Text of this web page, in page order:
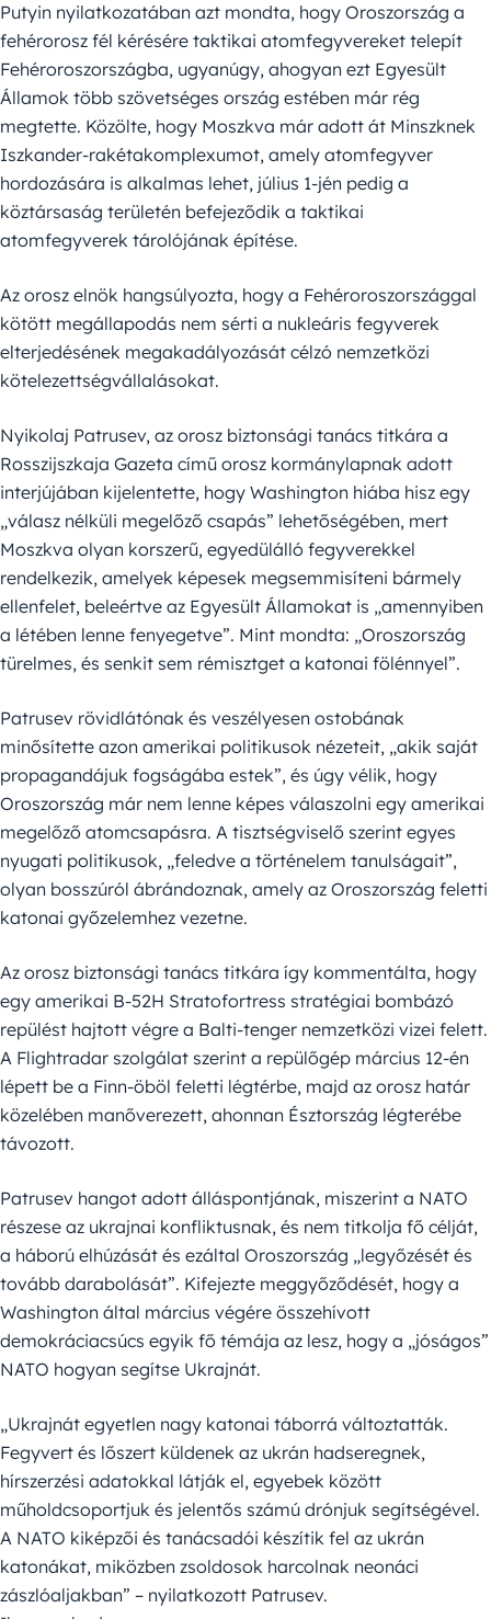
Putyin nyilatkozatában azt mondta, hogy Oroszország a
fehérorosz fél kérésére taktikai atomfegyvereket telepít
Fehéroroszországba, ugyanúgy, ahogyan ezt Egyesült
Államok több szövetséges ország estében már rég
megtette. Közölte, hogy Moszkva már adott át Minszknek
Iszkander-rakétakomplexumot, amely atomfegyver
hordozására is alkalmas lehet, július 1-jén pedig a
köztársaság területén befejeződik a taktikai
atomfegyverek tárolójának építése.
Az orosz elnök hangsúlyozta, hogy a Fehéroroszországgal
kötött megállapodás nem sérti a nukleáris fegyverek
elterjedésének megakadályozását célzó nemzetközi
kötelezettségvállalásokat.
Nyikolaj Patrusev, az orosz biztonsági tanács titkára a
Rosszijszkaja Gazeta című orosz kormánylapnak adott
interjújában kijelentette, hogy Washington hiába hisz egy
„válasz nélküli megelőző csapás” lehetőségében, mert
Moszkva olyan korszerű, egyedülálló fegyverekkel
rendelkezik, amelyek képesek megsemmisíteni bármely
ellenfelet, beleértve az Egyesült Államokat is „amennyiben
a létében lenne fenyegetve”. Mint mondta: „Oroszország
türelmes, és senkit sem rémisztget a katonai fölénnyel”.
Patrusev rövidlátónak és veszélyesen ostobának
minősítette azon amerikai politikusok nézeteit, „akik saját
propagandájuk fogságába estek”, és úgy vélik, hogy
Oroszország már nem lenne képes válaszolni egy amerikai
megelőző atomcsapásra. A tisztségviselő szerint egyes
nyugati politikusok, „feledve a történelem tanulságait”,
olyan bosszúról ábrándoznak, amely az Oroszország feletti
katonai győzelemhez vezetne.
Az orosz biztonsági tanács titkára így kommentálta, hogy
egy amerikai B-52H Stratofortress stratégiai bombázó
repülést hajtott végre a Balti-tenger nemzetközi vizei felett.
A Flightradar szolgálat szerint a repülőgép március 12-én
lépett be a Finn-öböl feletti légtérbe, majd az orosz határ
közelében manőverezett, ahonnan Észtország légterébe
távozott.
Patrusev hangot adott álláspontjának, miszerint a NATO
részese az ukrajnai konfliktusnak, és nem titkolja fő célját,
a háború elhúzását és ezáltal Oroszország „legyőzését és
tovább darabolását”. Kifejezte meggyőződését, hogy a
Washington által március végére összehívott
demokráciacsúcs egyik fő témája az lesz, hogy a „jóságos”
NATO hogyan segítse Ukrajnát.
„Ukrajnát egyetlen nagy katonai táborrá változtatták.
Fegyvert és lőszert küldenek az ukrán hadseregnek,
hírszerzési adatokkal látják el, egyebek között
műholdcsoportjuk és jelentős számú drónjuk segítségével.
A NATO kiképzői és tanácsadói készítik fel az ukrán
katonákat, miközben zsoldosok harcolnak neonáci
zászlóaljakban” – nyilatkozott Patrusev.